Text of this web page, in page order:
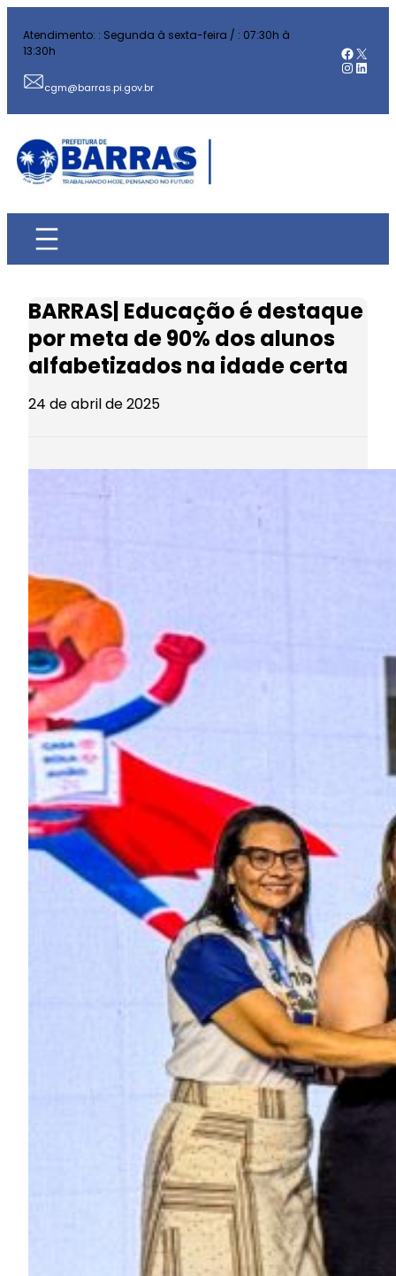
para
conteúdo
Atendimento: : Segunda à sexta-feira / : 07:30h à
13:30h
cgm@barras.pi.gov.br
X
BARRAS| Educação é destaque
por meta de 90% dos alunos
alfabetizados na idade certa
24 de abril de 2025